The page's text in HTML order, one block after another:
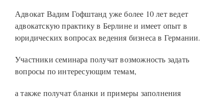
Адвокат Вадим Гофштанд уже более 10 лет ведет
адвокатскую практику в Берлине и имеет опыт в
юридических вопросах ведения бизнеса в Германии.
Участники семинара получат возможность задать
вопросы по интересующим темам,
а также получат бланки и примеры заполнения